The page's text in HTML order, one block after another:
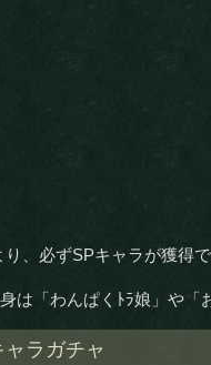
り、必ずSPキャラが獲得
は「わんぱくﾄﾗ娘」や「
ャラガチャ